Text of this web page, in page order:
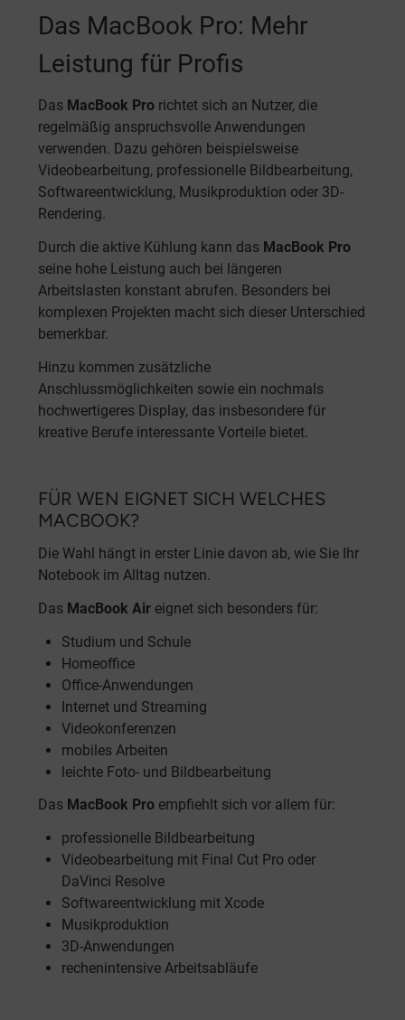
Das MacBook Pro: Mehr
Leistung für Profis
Das MacBook Pro richtet sich an Nutzer, die
regelmäßig anspruchsvolle Anwendungen
verwenden. Dazu gehören beispielsweise
Videobearbeitung, professionelle Bildbearbeitung,
Softwareentwicklung, Musikproduktion oder 3D-
Rendering.
Durch die aktive Kühlung kann das MacBook Pro
seine hohe Leistung auch bei längeren
Arbeitslasten konstant abrufen. Besonders bei
komplexen Projekten macht sich dieser Unterschied
bemerkbar.
Hinzu kommen zusätzliche
Anschlussmöglichkeiten sowie ein nochmals
hochwertigeres Display, das insbesondere für
kreative Berufe interessante Vorteile bietet.
FÜR WEN EIGNET SICH WELCHES
MACBOOK?
Die Wahl hängt in erster Linie davon ab, wie Sie Ihr
Notebook im Alltag nutzen.
Das MacBook Air eignet sich besonders für:
Studium und Schule
Homeoffice
Office-Anwendungen
Internet und Streaming
Videokonferenzen
mobiles Arbeiten
leichte Foto- und Bildbearbeitung
Das MacBook Pro empfiehlt sich vor allem für:
professionelle Bildbearbeitung
Videobearbeitung mit Final Cut Pro oder
DaVinci Resolve
Softwareentwicklung mit Xcode
Musikproduktion
3D-Anwendungen
rechenintensive Arbeitsabläufe